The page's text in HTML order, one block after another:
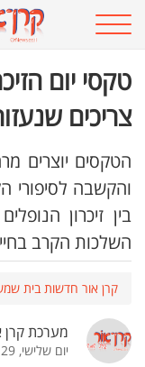
טקסי יום
צריכים
הטקסים יוצרים
והקשבה לסיפורי
בין זיכרון
השלכות הקרב בחיי
קרן אור חדשות בית
מערכת קרן
יום שלישי, 29 באפריל 2025, 12:31